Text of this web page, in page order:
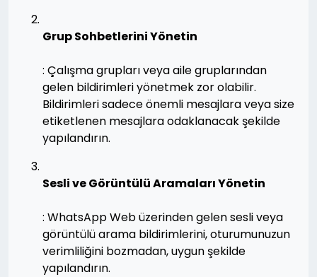
Grup Sohbetlerini Yönetin
: Çalışma grupları veya aile gruplarından
gelen bildirimleri yönetmek zor olabilir.
Bildirimleri sadece önemli mesajlara veya size
etiketlenen mesajlara odaklanacak şekilde
yapılandırın.
Sesli ve Görüntülü Aramaları Yönetin
: WhatsApp Web üzerinden gelen sesli veya
görüntülü arama bildirimlerini, oturumunuzun
verimliliğini bozmadan, uygun şekilde
yapılandırın.